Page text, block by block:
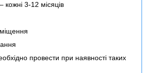
кожні 3-12 місяців
провести при наявності таких